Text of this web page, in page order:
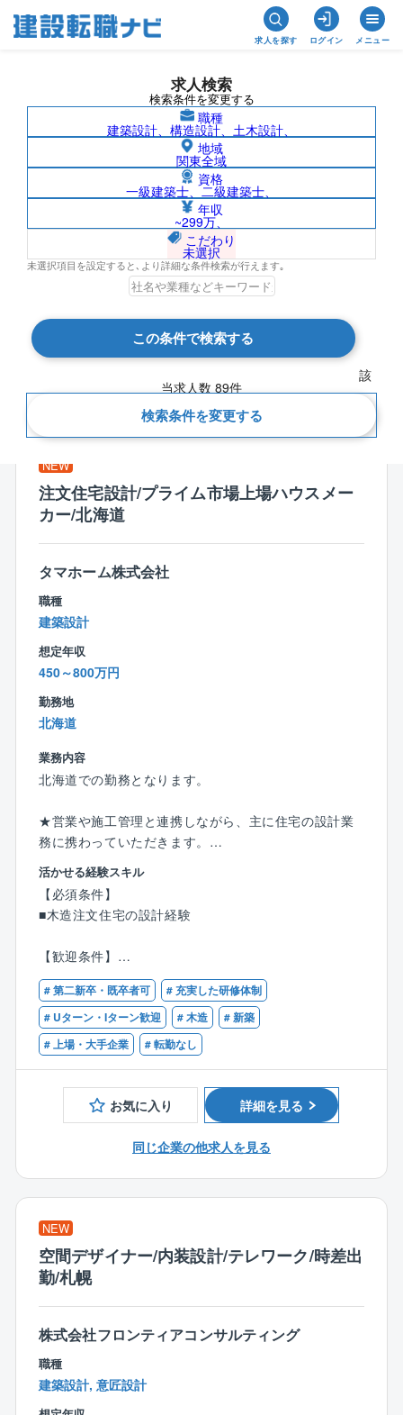
求人を探す ログイン メニュー
求人検索
検索条件を変更する
職種
建築設計、構造設計、土木設計、
地域
関東全域
資格
一級建築士、二級建築士、
年収
~299万、
こだわり
未選択
未選択項目を設定すると､より詳細な条件検索が行えます｡
この条件で検索する
該
当求人数 89件
検索条件を変更する
二級建築士/北海道の求人検索結果一覧
検索結果 89 件
現在の検索条件
NEW
注文住宅設計/プライム市場上場ハウスメー
カー/北海道
タマホーム株式会社
職種
建築設計
想定年収
450～800万円
勤務地
北海道
業務内容
北海道での勤務となります。
★営業や施工管理と連携しながら、主に住宅の設計業
務に携わっていただきます。
【業務内容】
＜確認申請業務／工事管理業務＞
■営業社員が作成したプランを法律や構造の観点からチ
■図面承認後、確認申請用図面 書類の作成
■現地確認を行い、図面/書類作成後、役所への確認申
請提出
■設計図面通りに工事が行われているかのか最終チェッ
ク
＜図面/見積作成業務＞
■法及び構造チェック後の契約用図面と見積書の作成
■お客様と打合せを行い、最終図面の決定
※年間で10棟～20棟の設計をご担当いただきます。
※お客様との打ち合わせへの同席を依頼される場合があ
■働き方：
年間休日120日、残業は月20～30時間程度と働きやす
い環境が整っています。
活かせる経験スキル
【必須条件】
■木造注文住宅の設計経験
【歓迎条件】
■建築士資格
■建築施工管理技士資格
■確認申請業務のご経験
# 第二新卒・既卒者可
# 充実した研修体制
# Uターン・Iターン歓迎
# 木造
# 新築
# 上場・大手企業
# 転勤なし
お気に入り 詳細を見る
同じ企業の他求人を見る
NEW
空間デザイナー/内装設計/テレワーク/時差出
勤/札幌
株式会社フロンティアコンサルティング
職種
建築設計, 意匠設計